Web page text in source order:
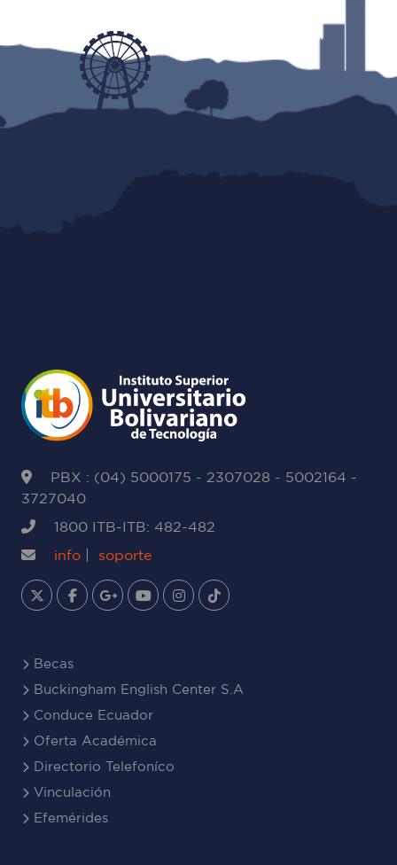
PBX : (04) 5000175 - 2307028 - 5002164 -
3727040
1800 ITB-ITB: 482-482
info
soporte
Becas
Buckingham English Center S.A
Conduce Ecuador
Oferta Académica
Directorio Telefoníco
Vinculación
Efemérides